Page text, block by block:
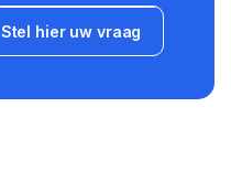
Stel hier uw vraag